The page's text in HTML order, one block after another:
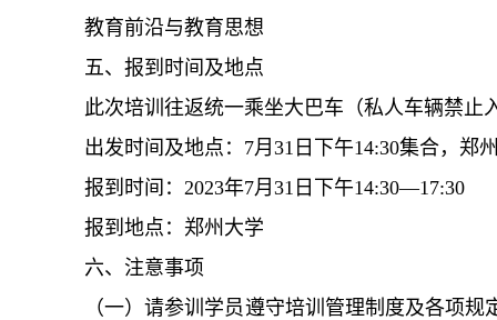
教育前沿与教育思想
五、报到时间及地点
此次培训往返统一乘坐大巴车（私人车辆禁止
出发时间及地点：7月31日下午14:30集合，郑
报到时间：2023年7月31日下午14:30—17:30
报到地点：郑州大学
六、注意事项
（一）请参训学员遵守培训管理制度及各项